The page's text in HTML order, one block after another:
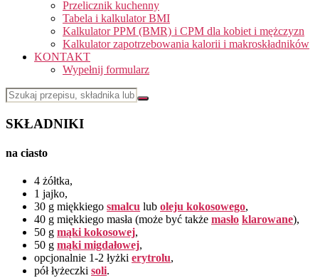
Przelicznik kuchenny
Tabela i kalkulator BMI
Kalkulator PPM (BMR) i CPM dla kobiet i mężczyzn
Kalkulator zapotrzebowania kalorii i makroskładników
KONTAKT
Wypełnij formularz
SKŁADNIKI
na ciasto
4 żółtka,
1 jajko,
30 g miękkiego smalcu lub oleju kokosowego,
40 g miękkiego masła (może być także masło klarowane),
50 g mąki kokosowej,
50 g mąki migdałowej,
opcjonalnie 1-2 łyżki erytrolu,
pół łyżeczki soli.